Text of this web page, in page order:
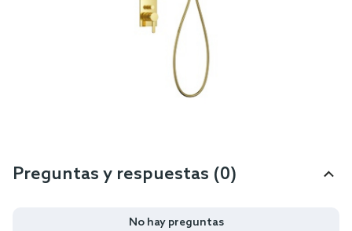
Preguntas y respuestas (0)
No hay preguntas